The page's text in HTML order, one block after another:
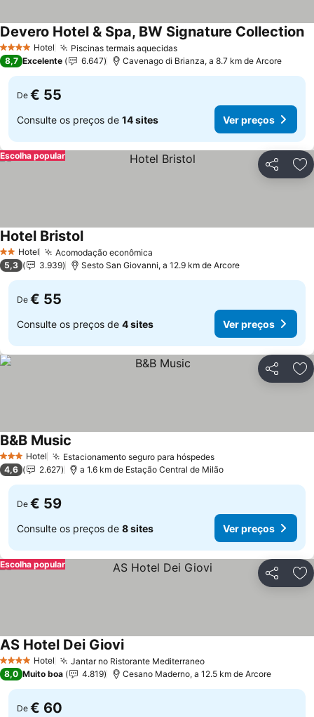
4 EstrelasHotel Piscinas termais aquecidas
Devero Hotel & Spa, BW Signature Collection
8,7 Excelente 6.647 Cavenago di Brianza, a 8.7 km de Arcore
De € 55
Consulte os preços de 14 sites Ver preços
Partilhar
Escolha popular
2 Estrelas
Hotel Acomodação econômica
Hotel Bristol
5,3 3.939 Sesto San Giovanni, a 12.9 km de Arcore
De € 55
Consulte os preços de 4 sites Ver preços
Partilhar
3 EstrelasHotel Estacionamento seguro para hóspedes
B&B Music
4,6 2.627 a 1.6 km de Estação Central de Milão
De € 59
Consulte os preços de 8 sites Ver preços
Partilhar
Escolha popular
4 EstrelasHotel Jantar no Ristorante Mediterraneo
AS Hotel Dei Giovi
8,0 Muito boa 4.819 Cesano Maderno, a 12.5 km de Arcore
De € 60